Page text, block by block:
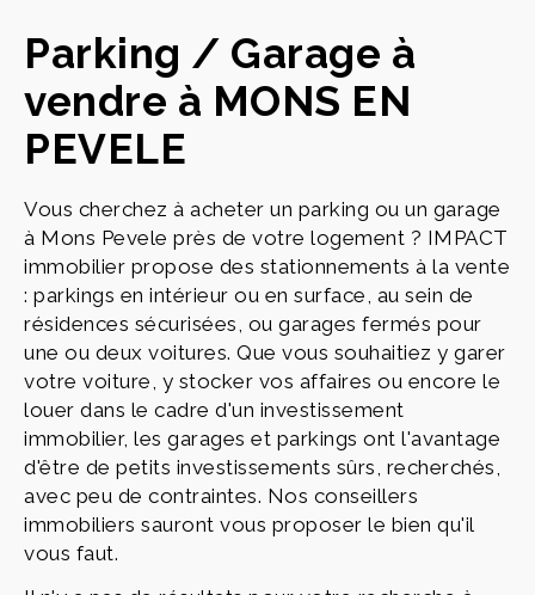
Parking / Garage à
vendre à MONS EN
PEVELE
Vous cherchez à acheter un parking ou un garage
à Mons Pevele près de votre logement ? IMPACT
immobilier propose des stationnements à la vente
: parkings en intérieur ou en surface, au sein de
résidences sécurisées, ou garages fermés pour
une ou deux voitures. Que vous souhaitiez y garer
votre voiture, y stocker vos affaires ou encore le
louer dans le cadre d'un investissement
immobilier, les garages et parkings ont l'avantage
d'être de petits investissements sûrs, recherchés,
avec peu de contraintes. Nos conseillers
immobiliers sauront vous proposer le bien qu'il
vous faut.